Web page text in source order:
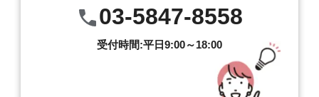
03-5847-8558
受付時間:平日9:00～18:00